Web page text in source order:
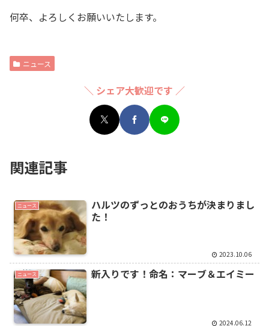
何卒、よろしくお願いいたします。
ニュース
＼ シェア大歓迎です ／
関連記事
ニュース
ハルツのずっとのおうちが決まりまし
た！
2023.10.06
ニュース 新入りです！命名：マーブ＆エイミー
2024.06.12